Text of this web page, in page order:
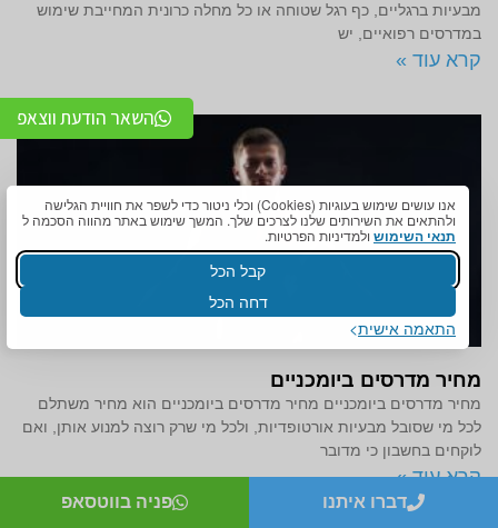
אנו עושים שימוש בעוגיות (Cookies) וכלי ניטור כדי לשפר את חוויית הגלישה
ולהתאים את השירותים שלנו לצרכים שלך. המשך שימוש באתר מהווה הסכמה ל
תנאי השימוש ולמדיניות הפרטיות.
קבל הכל
דחה הכל
התאמה אישית
מבעיות ברגליים, כף רגל שטוחה או כל מחלה כרונית המחייבת שימוש
במדרסים רפואיים, יש
קרא עוד »
מחיר מדרסים ביומכניים
מחיר מדרסים ביומכניים מחיר מדרסים ביומכניים הוא מחיר משתלם
לכל מי שסובל מבעיות אורטופדיות, ולכל מי שרק רוצה למנוע אותן, ואם
לוקחים בחשבון כי מדובר
קרא עוד »
השאר הודעת ווצאפ
דברו איתנו פניה בווטסאפ